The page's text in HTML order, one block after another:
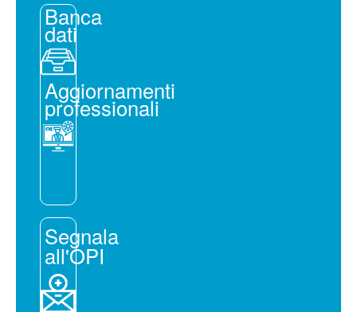
Banca
dati
Aggiornamenti
professionali
Segnala
all'OPI